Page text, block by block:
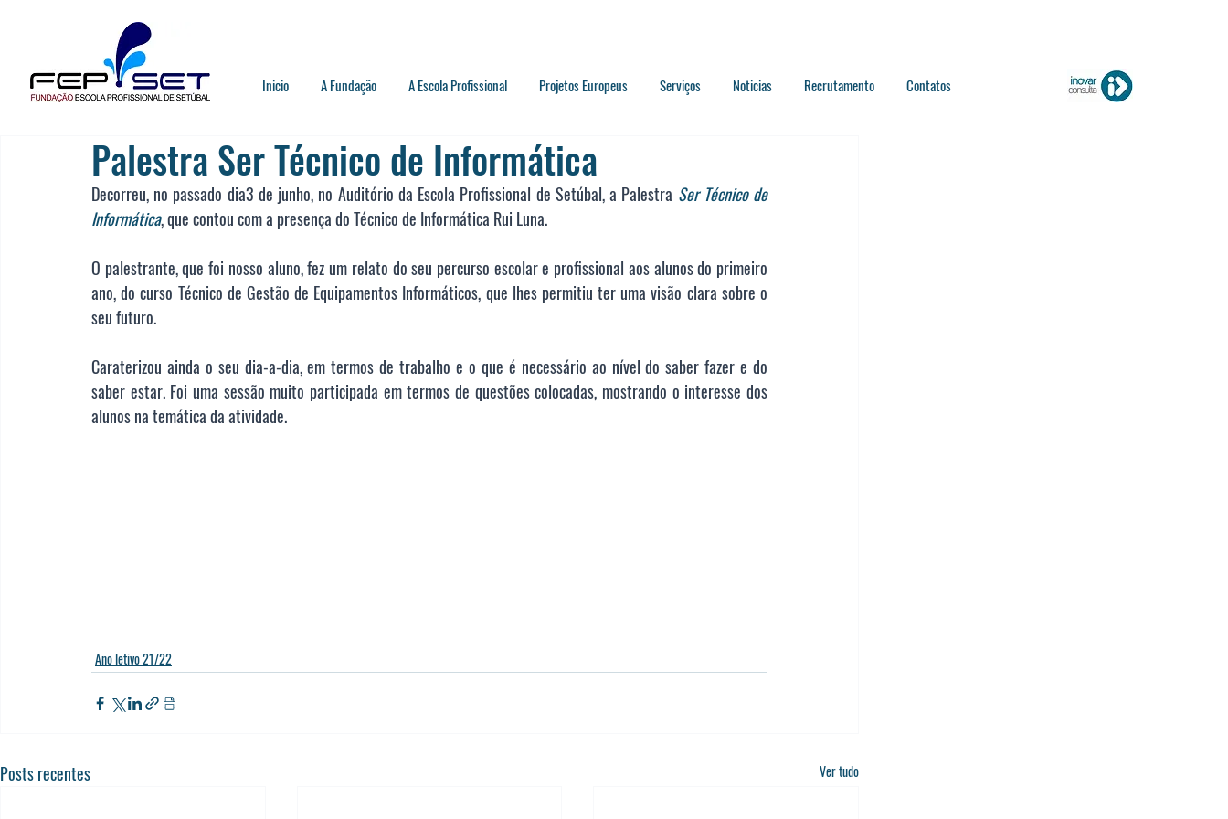
Inicio A Fundação A Escola Profissional Projetos Europeus Serviços Noticias Recrutamento Contatos
Palestra Ser Técnico de Informática
Decorreu, no passado dia3 de junho, no Auditório da Escola Profissional de Setúbal, a Palestra Ser Técnico de
Informática, que contou com a presença do Técnico de Informática Rui Luna.
O palestrante, que foi nosso aluno, fez um relato do seu percurso escolar e profissional aos alunos do primeiro
ano, do curso Técnico de Gestão de Equipamentos Informáticos, que lhes permitiu ter uma visão clara sobre o
seu futuro.
Caraterizou ainda o seu dia-a-dia, em termos de trabalho e o que é necessário ao nível do saber fazer e do
saber estar. Foi uma sessão muito participada em termos de questões colocadas, mostrando o interesse dos
alunos na temática da atividade.
Ano letivo 21/22
Posts recentes Ver tudo